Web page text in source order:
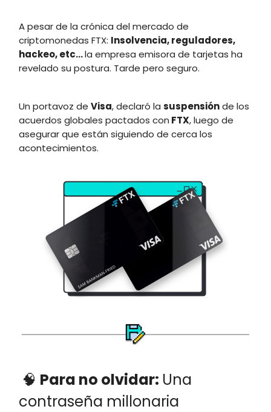
A pesar de la crónica del mercado de
criptomonedas FTX: Insolvencia, reguladores,
hackeo, etc…la empresa emisora de tarjetas ha
revelado su postura. Tarde pero seguro.
Un portavoz de Visa, declaró la suspensiónde los
acuerdos globales pactados con FTX, luego de
asegurar que están siguiendo de cerca los
acontecimientos.
🧠 Para no olvidar: Una
contraseña millonaria